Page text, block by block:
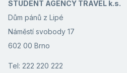
STUDENT AGENCY TRAVEL k.s.
Dům pánů z Lipé
Náměstí svobody 17
602 00 Brno
Tel: 222 220 222